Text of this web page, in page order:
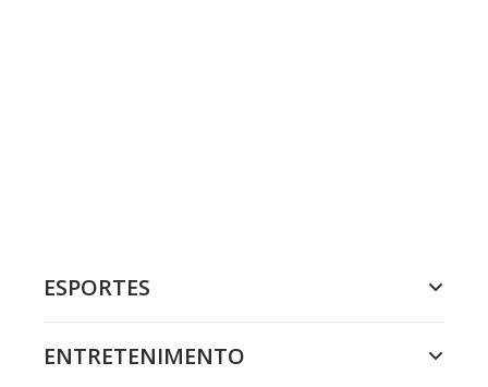
ESPORTES
ENTRETENIMENTO